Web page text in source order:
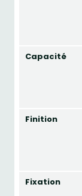
Capacité
Finition
Fixation